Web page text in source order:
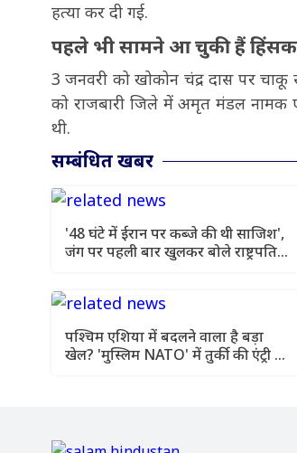
हत्या कर दी गई.
पहले भी सामने आ चुकी हैं
3 जनवरी को खोकोन चंद्र दास पर
को राजबारी जिले में अमृत मंडल नामक
थी.
सम्बंधित खबर
'48 घंटे में ईरान पर कब्जे की थी साजिश',
जंग पर पहली बार खुलकर बोले राष्ट्रपति
पश्चिम एशिया में बदलने वाला है बड़ा
खेल? 'मुस्लिम NATO' में तुर्की की एंट्री से